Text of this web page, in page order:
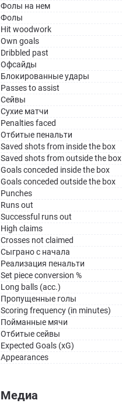
Фолы на нем
Фолы
Hit woodwork
Own goals
Dribbled past
Офсайды
Блокированные удары
Passes to assist
Сейвы
Сухие матчи
Penalties faced
Отбитые пенальти
Saved shots from inside the box
Saved shots from outside the box
Goals conceded inside the box
Goals conceded outside the box
Punches
Runs out
Successful runs out
High claims
Crosses not claimed
Сыграно с начала
Реализация пенальти
Set piece conversion %
Long balls (acc.)
Пропущенные голы
Scoring frequency (in minutes)
Пойманные мячи
Отбитые сейвы
Expected Goals (xG)
Appearances
Медиа